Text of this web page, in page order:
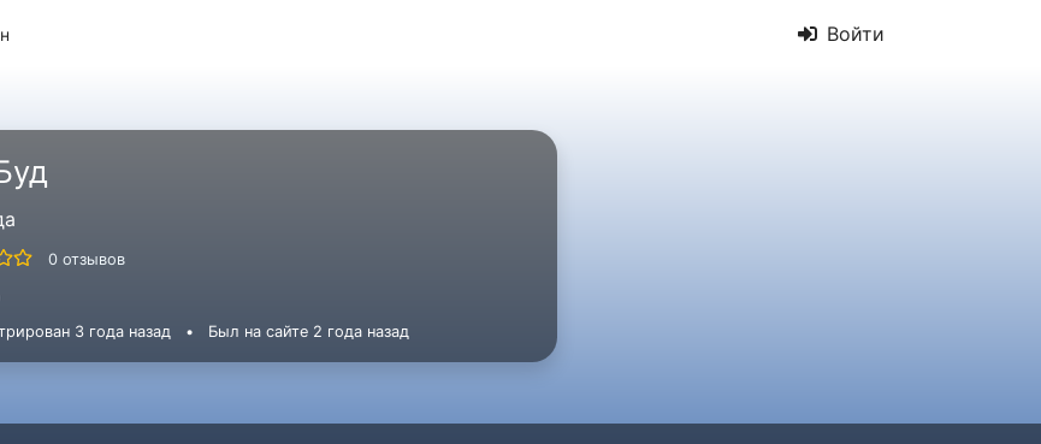
Войти
0 отзывов
3 года назад • Был на сайте 2 года назад